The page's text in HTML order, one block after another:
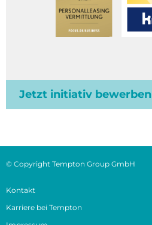
Jetzt initiativ bewerben
© Copyright Tempton Group GmbH
Kontakt
Karriere bei Tempton